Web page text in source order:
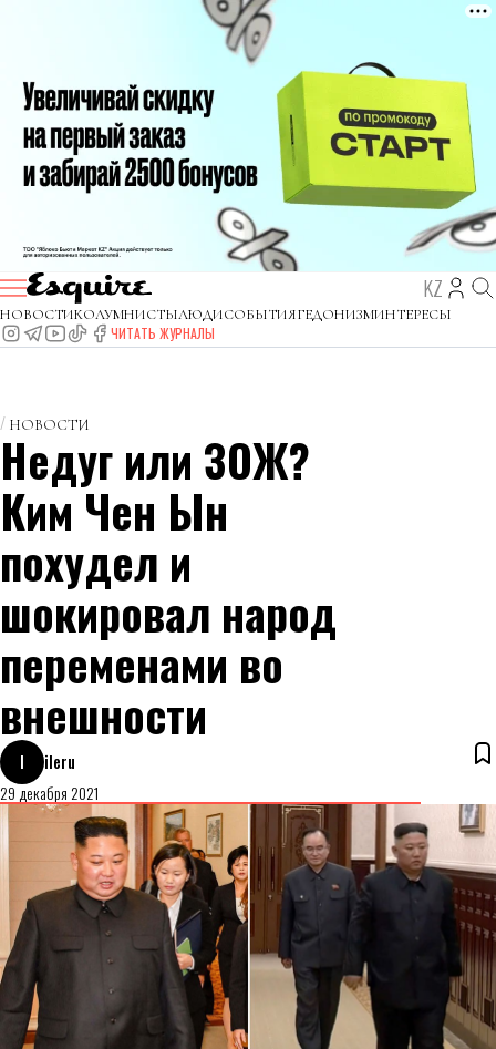
KZ
НОВОСТИКОЛУМНИСТЫЛЮДИСОБЫТИЯГЕДОНИЗМИНТЕРЕСЫ
ЧИТАТЬ ЖУРНАЛЫ
НОВОСТИ
Недуг или ЗОЖ?
Ким Чен Ын
похудел и
шокировал народ
переменами во
внешности
I
ileru
29 декабря 2021